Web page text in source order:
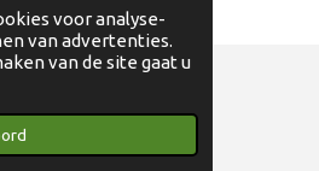
voor analyse-
van advertenties.
van de site gaat u